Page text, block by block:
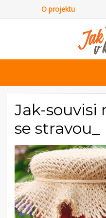
O projektu
Jak-souvisi
se stravou_